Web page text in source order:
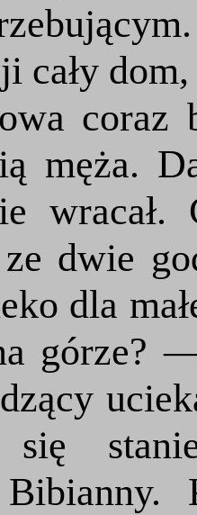
cały
coraz
męża.
wracał.
dwie
dla
górze?
się